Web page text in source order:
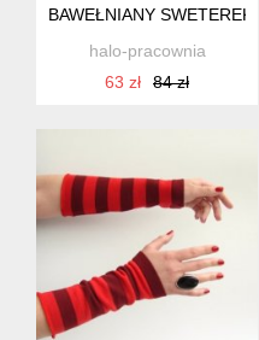
BAWEŁNIANY SWETEREK II
halo-pracownia
63 zł
84 zł